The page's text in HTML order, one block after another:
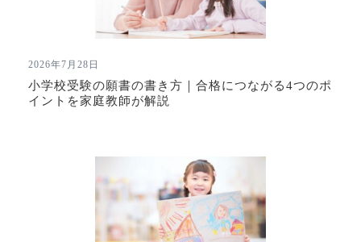
2026年7月28日
小学校受験の願書の書き方｜合格につながる4つのポ
イントを家庭教師が解説